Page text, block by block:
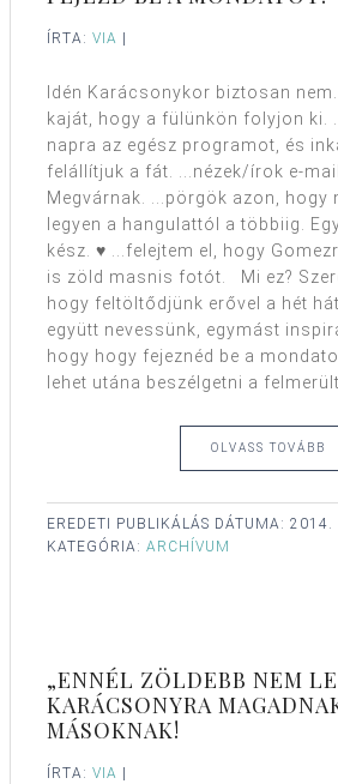
ÍRTA: VIA |
Idén Karácsonykor biztosan
kaját, hogy a fülünkön folyjon ki.
napra az egész programot, és
felállítjuk a fát. ...nézek/írok e-
Megvárnak. ...pörgök azon, hogy
legyen a hangulattól a többiig.
kész. ♥ ...felejtem el, hogy
is zöld masnis fotót. Mi ez?
hogy feltöltődjünk erővel a hét
együtt nevessünk, egymást
hogy hogy fejeznéd be a
lehet utána beszélgetni a
OLVASS TOVÁBB
EREDETI PUBLIKÁLÁS DÁTUMA: 2014.
KATEGÓRIA: ARCHÍVUM
„ENNÉL ZÖLDEBB NEM
KARÁCSONYRA
MÁSOKNAK!
ÍRTA: VIA